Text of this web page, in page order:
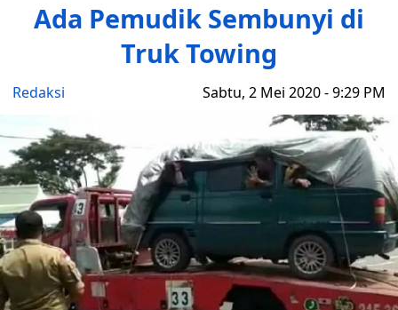
Ada Pemudik Sembunyi di
Truk Towing
Redaksi Sabtu, 2 Mei 2020 - 9:29 PM